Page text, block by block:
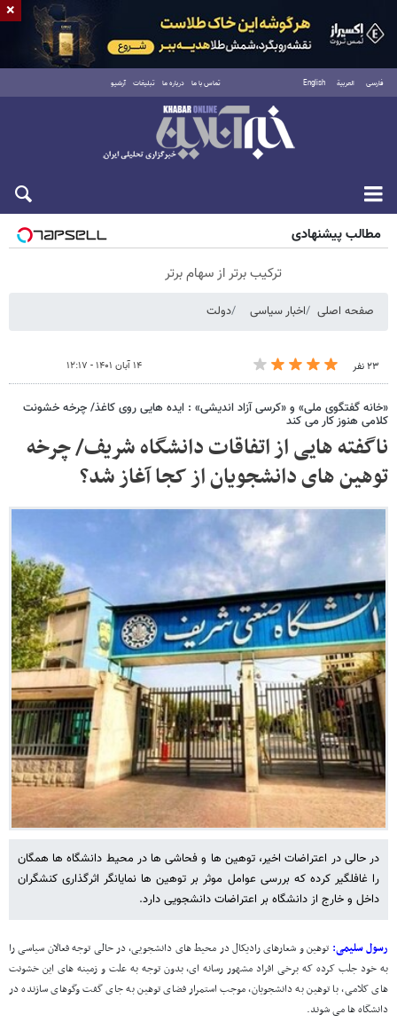
فارسی العربية English تماس با ما درباره ما تبلیغات آرشیو
شنبه ۱۷ مرداد ۱۴۰۵
مطالب پیشنهادی
ترکیب برتر از سهام برتر
صفحه اصلی اخبار سیاسی دولت
۲۳ نفر ۱۴ آبان ۱۴۰۱ - ۱۲:۱۷
«خانه گفتگوی ملی» و «کرسی آزاد اندیشی» : ایده هایی روی کاغذ/ چرخه خشونت
کلامی هنوز کار می کند
ناگفته هایی از اتفاقات دانشگاه شریف/ چرخه
توهین های دانشجویان از کجا آغاز شد؟
در حالی در اعتراضات اخیر، توهین ها و فحاشی ها در محیط دانشگاه ها همگان
را غافلگیر کرده که بررسی عوامل موثر بر توهین ها نمایانگر اثرگذاری کنشگران
داخل و خارج از دانشگاه بر اعتراضات دانشجویی دارد.
رسول سلیمی: توهین و شعارهای رادیکال در محیط های دانشجویی، در حالی توجه فعالان سیاسی را
به خود جلب کرده که برخی افراد مشهور رسانه ای، بدون توجه به علت و زمینه های این خشونت
های کلامی، با توهین به دانشجویان، موجب استمرار فضای توهین به جای گفت وگوهای سازنده در
دانشگاه ها می شوند.
×